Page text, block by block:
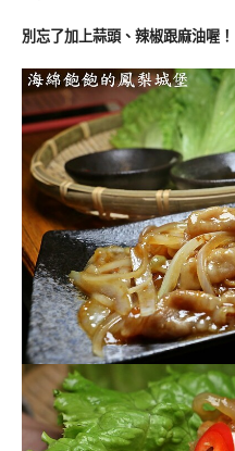
別忘了加上蒜頭、辣椒跟麻油喔！